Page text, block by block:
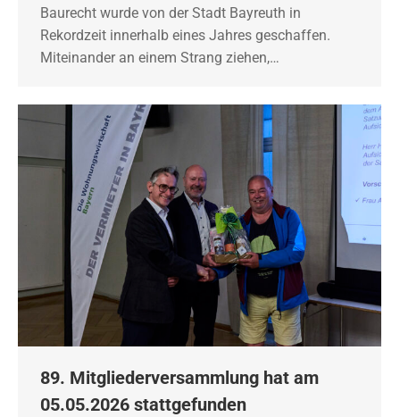
Baurecht wurde von der Stadt Bayreuth in
Rekordzeit innerhalb eines Jahres geschaffen.
Miteinander an einem Strang ziehen,…
89. Mitgliederversammlung hat am
05.05.2026 stattgefunden